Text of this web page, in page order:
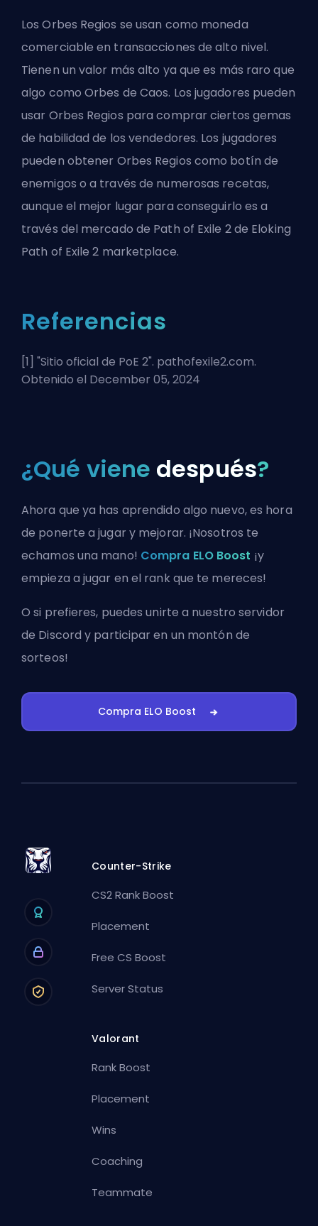
Los Orbes Regios se usan como moneda
comerciable en transacciones de alto nivel.
Tienen un valor más alto ya que es más raro que
algo como Orbes de Caos. Los jugadores pueden
usar Orbes Regios para comprar ciertos gemas
de habilidad de los vendedores. Los jugadores
pueden obtener Orbes Regios como botín de
enemigos o a través de numerosas recetas,
aunque el mejor lugar para conseguirlo es a
través del mercado de Path of Exile 2 de Eloking
Path of Exile 2 marketplace.
Referencias
[1] "Sitio oficial de PoE 2". pathofexile2.com.
Obtenido el December 05, 2024
¿Qué viene después?
Ahora que ya has aprendido algo nuevo, es hora
de ponerte a jugar y mejorar. ¡Nosotros te
echamos una mano! Compra ELO Boost ¡y
empieza a jugar en el rank que te mereces!
O si prefieres, puedesunirte a nuestro servidor
de Discord y participar en un montón de
sorteos!
Compra ELO Boost
Counter-Strike
CS2 Rank Boost
Placement
Free CS Boost
Server Status
Valorant
Rank Boost
Placement
Wins
Coaching
Teammate